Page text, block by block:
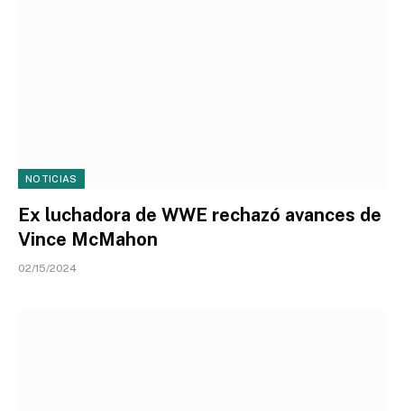
NOTICIAS
Ex luchadora de WWE rechazó avances de
Vince McMahon
02/15/2024